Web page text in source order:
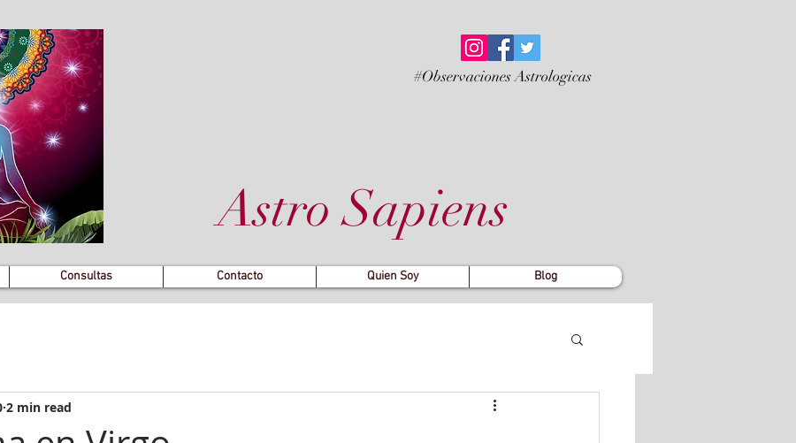
#Observaciones Astrologicas
Astro Sapiens
Consultas Contacto Quien Soy Blog
2 min read